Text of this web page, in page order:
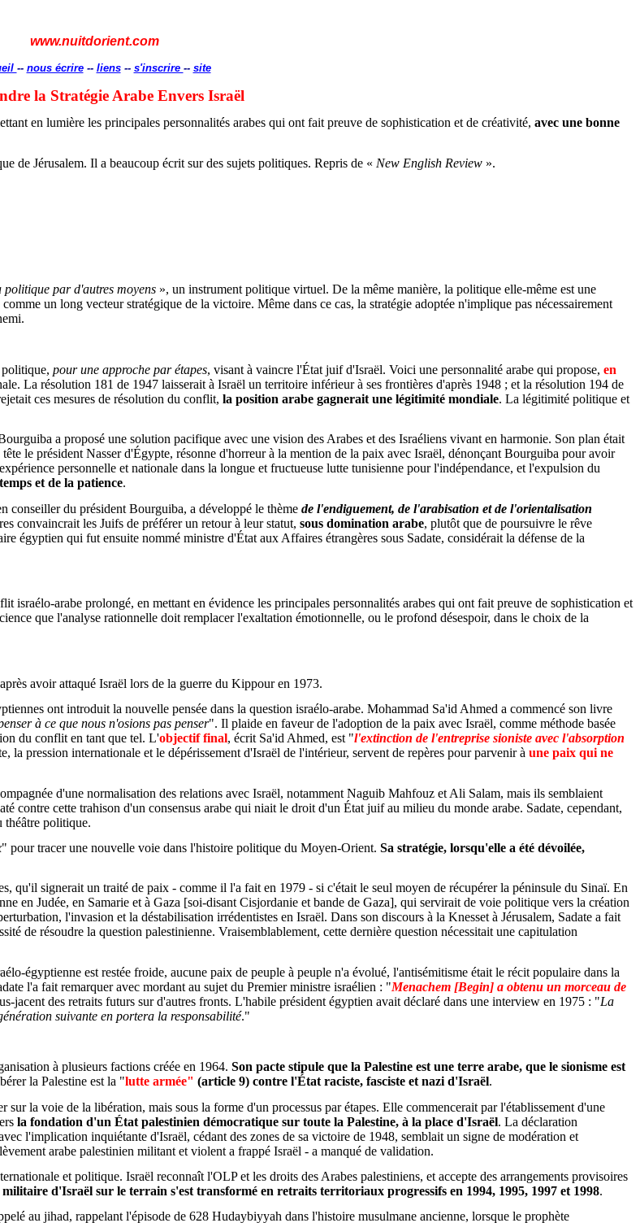
www.nuitdorient.com
-- nous écrire-- liens-- s'inscrire -- site
la Stratégie Arabe Envers Israël
en lumière les principales personnalités arabes qui ont fait preuve de sophistication et de créativité, avec une bonne
de Jérusalem. Il a beaucoup écrit sur des sujets politiques. Repris de « New English Review ».
par d'autres moyens », un instrument politique virtuel. De la même manière, la politique elle-même est une
un long vecteur stratégique de la victoire. Même dans ce cas, la stratégie adoptée n'implique pas nécessairement
pour une approche par étapes, visant à vaincre l'État juif d'Israël. Voici une personnalité arabe qui propose, en
La résolution 181 de 1947 laisserait à Israël un territoire inférieur à ses frontières d'après 1948 ; et la résolution 194 de
ces mesures de résolution du conflit, la position arabe gagnerait une légitimité mondiale. La légitimité politique et
a proposé une solution pacifique avec une vision des Arabes et des Israéliens vivant en harmonie. Son plan était
le président Nasser d'Égypte, résonne d'horreur à la mention de la paix avec Israël, dénonçant Bourguiba pour avoir
personnelle et nationale dans la longue et fructueuse lutte tunisienne pour l'indépendance, et l'expulsion du
et de la patience.
conseiller du président Bourguiba, a développé le thème de l'endiguement, de l'arabisation et de l'orientalisation
convaincrait les Juifs de préférer un retour à leur statut, sous domination arabe, plutôt que de poursuivre le rêve
égyptien qui fut ensuite nommé ministre d'État aux Affaires étrangères sous Sadate, considérait la défense de la
israélo-arabe prolongé, en mettant en évidence les principales personnalités arabes qui ont fait preuve de sophistication et
que l'analyse rationnelle doit remplacer l'exaltation émotionnelle, ou le profond désespoir, dans le choix de la
avoir attaqué Israël lors de la guerre du Kippour en 1973.
ont introduit la nouvelle pensée dans la question israélo-arabe. Mohammad Sa'id Ahmed a commencé son livre
à ce que nous n'osions pas penser". Il plaide en faveur de l'adoption de la paix avec Israël, comme méthode basée
du conflit en tant que tel. L'objectif final, écrit Sa'id Ahmed, est "l'extinction de l'entreprise sioniste avec l'absorption
la pression internationale et le dépérissement d'Israël de l'intérieur, servent de repères pour parvenir à une paix qui ne
d'une normalisation des relations avec Israël, notamment Naguib Mahfouz et Ali Salam, mais ils semblaient
contre cette trahison d'un consensus arabe qui niait le droit d'un État juif au milieu du monde arabe. Sadate, cependant,
théâtre politique.
" pour tracer une nouvelle voie dans l'histoire politique du Moyen-Orient. Sa stratégie, lorsqu'elle a été dévoilée,
qu'il signerait un traité de paix - comme il l'a fait en 1979 - si c'était le seul moyen de récupérer la péninsule du Sinaï. En
en Judée, en Samarie et à Gaza [soi-disant Cisjordanie et bande de Gaza], qui servirait de voie politique vers la création
l'invasion et la déstabilisation irrédentistes en Israël. Dans son discours à la Knesset à Jérusalem, Sadate a fait
de résoudre la question palestinienne. Vraisemblablement, cette dernière question nécessitait une capitulation
égyptienne est restée froide, aucune paix de peuple à peuple n'a évolué, l'antisémitisme était le récit populaire dans la
l'a fait remarquer avec mordant au sujet du Premier ministre israélien : "Menachem [Begin] a obtenu un morceau de
jacent des retraits futurs sur d'autres fronts. L'habile président égyptien avait déclaré dans une interview en 1975 : "La
suivante en portera la responsabilité."
à plusieurs factions créée en 1964. Son pacte stipule que la Palestine est une terre arabe, que le sionisme est
la Palestine est la "lutte armée" (article 9) contre l'État raciste, fasciste et nazi d'Israël.
sur la voie de la libération, mais sous la forme d'un processus par étapes. Elle commencerait par l'établissement d'une
la fondation d'un État palestinien démocratique sur toute la Palestine, à la place d'Israël. La déclaration
l'implication inquiétante d'Israël, cédant des zones de sa victoire de 1948, semblait un signe de modération et
arabe palestinien militant et violent a frappé Israël - a manqué de validation.
et politique. Israël reconnaît l'OLP et les droits des Arabes palestiniens, et accepte des arrangements provisoires
d'Israël sur le terrain s'est transformé en retraits territoriaux progressifs en 1994, 1995, 1997 et 1998.
au jihad, rappelant l'épisode de 628 Hudaybiyyah dans l'histoire musulmane ancienne, lorsque le prophète